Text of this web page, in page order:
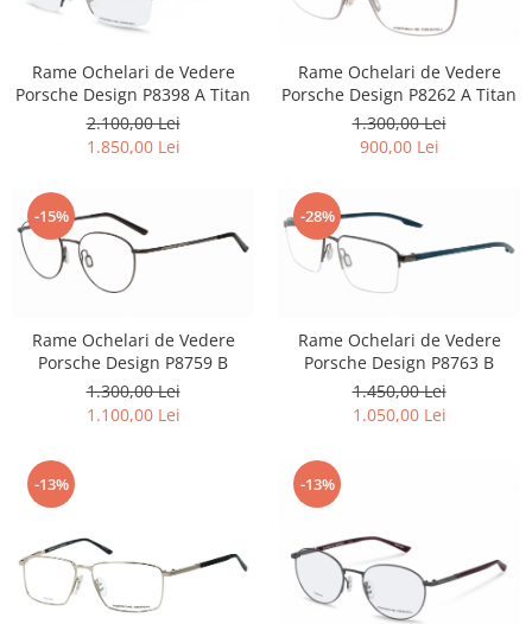
Swarovski
TOUS
Versace
Rame Ochelari de Vedere
Porsche Design P8398 A Titan
2.100,00 Lei
1.850,00 Lei
Rame Ochelari de Vedere
Porsche Design P8262 A Titan
1.300,00 Lei
900,00 Lei
-15%
Rame Ochelari de Vedere
Porsche Design P8759 B
1.300,00 Lei
1.100,00 Lei
-28%
Rame Ochelari de Vedere
Porsche Design P8763 B
1.450,00 Lei
1.050,00 Lei
-13% -13%